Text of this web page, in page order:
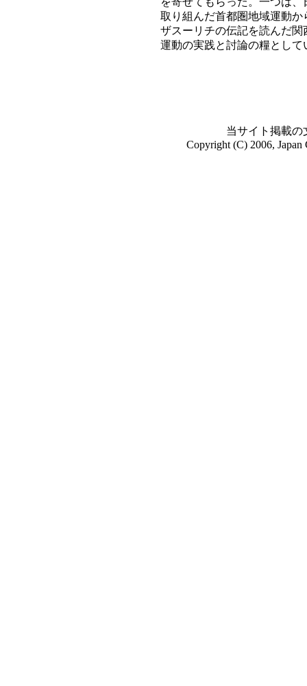
取り組んだ首都圏地域運動
ザスーリチの伝記を読んだ
運動の実践と討論の糧として
当サイト掲載の
Copyright (C) 2006, Japan